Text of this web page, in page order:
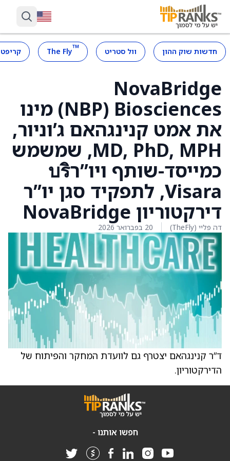
חדשות שוק ההון וול סטריט ™
The Fly
NovaBridge
Biosciences ‏(NBP) מינו
את אמט קנינגהאם ג’וניור,
MD, PhD, MPH, שמשמש
כמייסד-שותף ויו”רบริ
Visara, לתפקיד סגן יו”ר
דירקטוריון NovaBridge
דה פליי (TheFly) 20 בפברואר 2026
ד”ר קנינגהאם יצטרף גם לוועדת המחקר והפיתוח של
הדירקטוריון.
חפשו אותנו -